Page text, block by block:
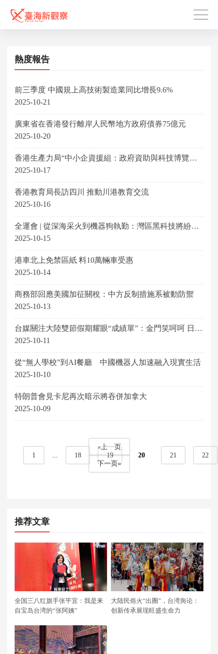
熱度報告
前三季度 中國規上高技術製造業同比增長9.6%
2025-10-21
廣東省在香港發行離岸人民幣地方政府債券75億元
2025-10-20
香港生產力局“中小企資援組：政府資助與科技博覽
2025”正式開幕
2025-10-17
香港教育局長訪四川 推動川港教育交流
2025-10-16
全運會 | 從深海采火到機器狗執勤：灣區黑科技將紛紛
亮相
2025-10-15
港車北上免禁區紙 料10萬輛車受惠
2025-10-14
商務部回應美國加征關稅：中方反制措施系被動防禦
2025-10-13
台媒關注大陸雙節假期耀眼“成績單”：金門笑呵呵 日月
潭苦哈哈
2025-10-11
從“無人學校”到AI餐廳 中國機器人加速融入現實生活
2025-10-10
特朗普會見卡尼再次暗示將吞併加拿大
2025-10-09
«上一页
1
... 18 19 20 21
22
下一页»
推荐文章
全国三八红旗手张平宜：我是来
自宝岛台湾的“张阿姨”
大陆民俗火“出圈”，台湾舆论：
创新传承展现旺盛生命力